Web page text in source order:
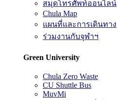
สมุดโทรศัพท์ออนไลน์
Chula Map
แผนที่และการเดินทาง
ร่วมงานกับจุฬาฯ
Green University
Chula Zero Waste
CU Shuttle Bus
MuvMi